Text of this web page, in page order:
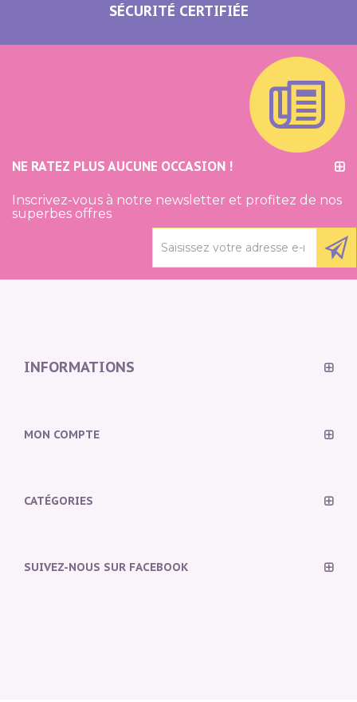
SÉCURITÉ CERTIFIÉE
NE RATEZ PLUS AUCUNE OCCASION !
Inscrivez-vous à notre newsletter et profitez de nos
superbes offres
INFORMATIONS
MON COMPTE
CATÉGORIES
SUIVEZ-NOUS SUR FACEBOOK